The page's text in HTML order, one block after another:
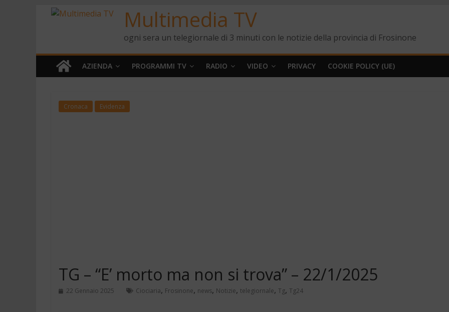
Multimedia TV
ogni sera un telegiornale di 3 minuti con le notizie della provincia di Frosinone
AZIENDA PROGRAMMI TV RADIO VIDEO PRIVACY COOKIE POLICY (UE)
Cronaca Evidenza
TG – “E’ morto ma non si trova” – 22/1/2025
22 Gennaio 2025 Ciociaria, Frosinone, news, Notizie, telegiornale, Tg, Tg24